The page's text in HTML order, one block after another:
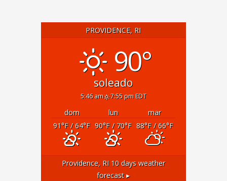
PROVIDENCE, RI
90°
soleado
5:46 am 7:55 pm EDT
dom lun
mar
91°F/ 64°F 90°F/ 70°F 88°F/ 66°F
Providence, RI10 days weather
forecast ▸